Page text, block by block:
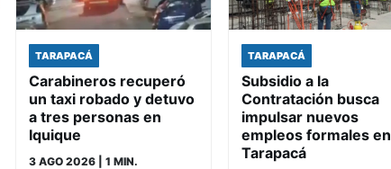
TARAPACÁ
Carabineros recuperó
un taxi robado y detuvo
a tres personas en
Iquique
3 AGO 2026 | 1 MIN.
TARAPACÁ
Subsidio a la
Contratación busca
impulsar nuevos
empleos formales en
Tarapacá